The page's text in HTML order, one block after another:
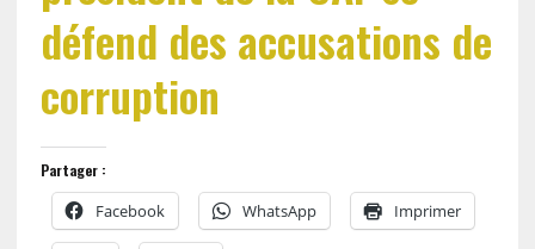
défend des accusations de
corruption
Partager :
Facebook WhatsApp Imprimer